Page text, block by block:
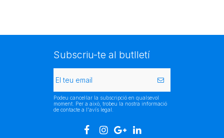
Subscriu-te al butlletí
Podeu cancel·lar la subscripció en qualsevol
moment. Per a això, trobeu la nostra informació
de contacte a l'avís legal.